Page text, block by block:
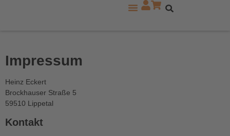
Impressum
Heinz Eckert
Brockhauser Straße 5
59510 Lippetal
Kontakt